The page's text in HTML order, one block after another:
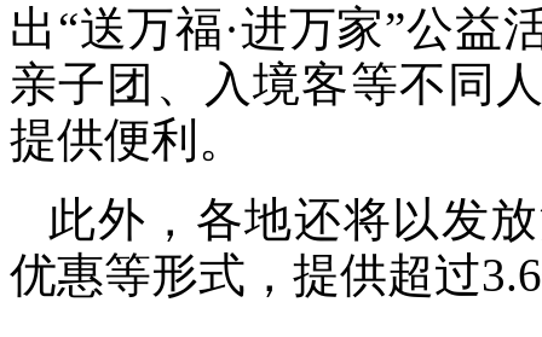
出“送万福·进万家”公益
亲子团、入境客等不同
提供便利。
此外，各地还将以发
优惠等形式，提供超过